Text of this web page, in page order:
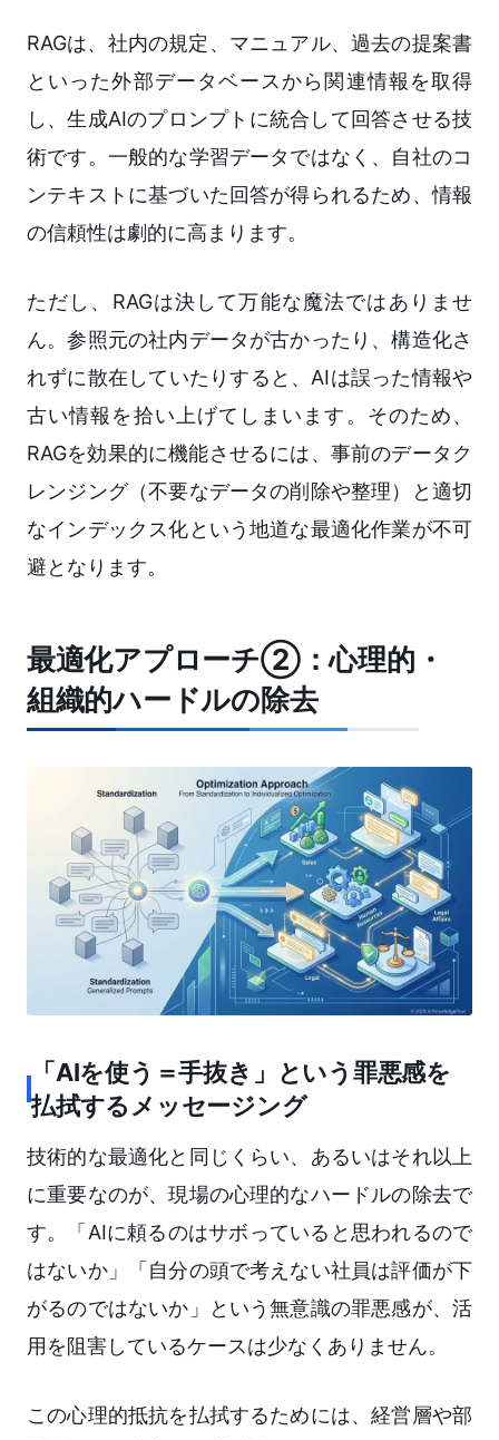
RAGは、社内の規定、マニュアル、過去の提案書
といった外部データベースから関連情報を取得
し、生成AIのプロンプトに統合して回答させる技
術です。一般的な学習データではなく、自社のコ
ンテキストに基づいた回答が得られるため、情報
の信頼性は劇的に高まります。
ただし、RAGは決して万能な魔法ではありませ
ん。参照元の社内データが古かったり、構造化さ
れずに散在していたりすると、AIは誤った情報や
古い情報を拾い上げてしまいます。そのため、
RAGを効果的に機能させるには、事前のデータク
レンジング（不要なデータの削除や整理）と適切
なインデックス化という地道な最適化作業が不可
避となります。
最適化アプローチ②：心理的・
組織的ハードルの除去
「AIを使う＝手抜き」という罪悪感を
払拭するメッセージング
技術的な最適化と同じくらい、あるいはそれ以上
に重要なのが、現場の心理的なハードルの除去で
す。「AIに頼るのはサボっていると思われるので
はないか」「自分の頭で考えない社員は評価が下
がるのではないか」という無意識の罪悪感が、活
用を阻害しているケースは少なくありません。
この心理的抵抗を払拭するためには、経営層や部